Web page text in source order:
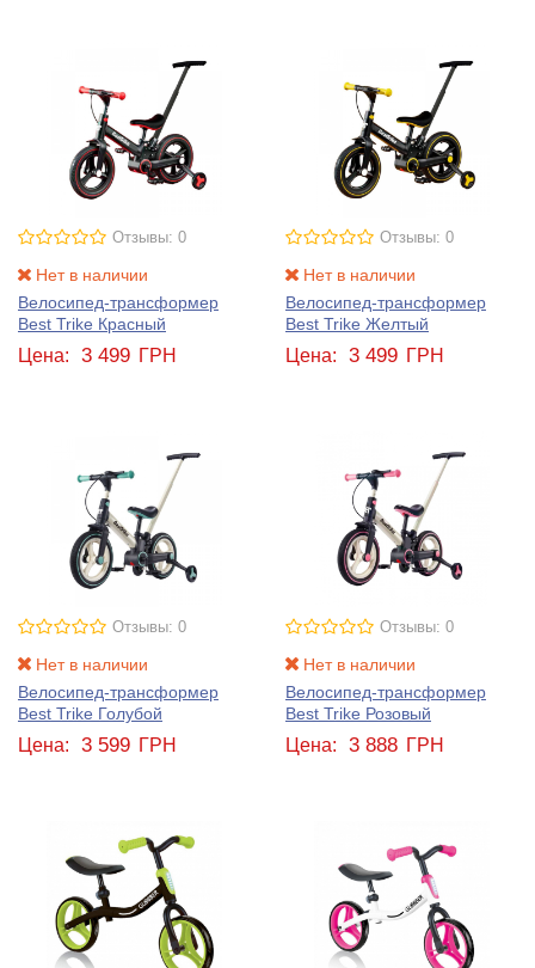
Отзывы: 0
Нет в наличии
Велосипед-трансформер
Best Trike Красный
Цена: 3 499 ГРН
Отзывы: 0
Нет в наличии
Велосипед-трансформер
Best Trike Желтый
Цена: 3 499 ГРН
Отзывы: 0
Нет в наличии
Велосипед-трансформер
Best Trike Голубой
Цена: 3 599 ГРН
Отзывы: 0
Нет в наличии
Велосипед-трансформер
Best Trike Розовый
Цена: 3 888 ГРН